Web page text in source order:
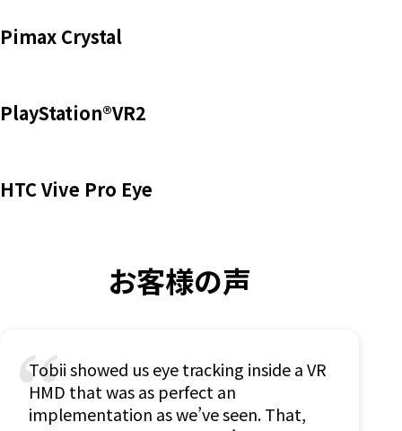
ス
レ
Pimax Crystal
PlayStation®VR2
HTC Vive Pro Eye
声
お客様の声
“
Tobii showed us eye tracking inside a VR
HMD that was as perfect an
implementation as we’ve seen. That,